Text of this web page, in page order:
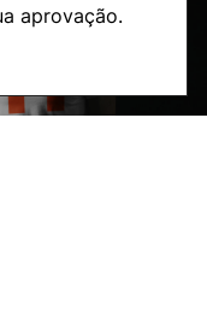
aprovação.